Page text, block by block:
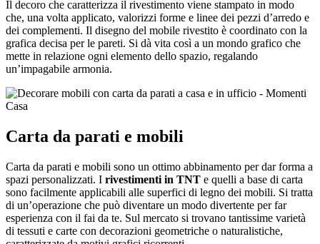
Il decoro che caratterizza il rivestimento viene stampato in modo
che, una volta applicato, valorizzi forme e linee dei pezzi d’arredo e
dei complementi. Il disegno del mobile rivestito è coordinato con la
grafica decisa per le pareti. Si dà vita così a un mondo grafico che
mette in relazione ogni elemento dello spazio, regalando
un’impagabile armonia.
Carta da parati e mobili
Carta da parati e mobili sono un ottimo abbinamento per dar forma a
spazi personalizzati. I rivestimenti in TNT e quelli a base di carta
sono facilmente applicabili alle superfici di legno dei mobili. Si tratta
di un’operazione che può diventare un modo divertente per far
esperienza con il fai da te. Sul mercato si trovano tantissime varietà
di tessuti e carte con decorazioni geometriche o naturalistiche,